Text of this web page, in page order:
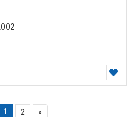
1 2 »